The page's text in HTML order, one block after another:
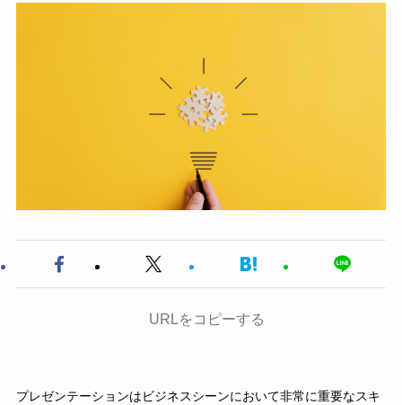
URLをコピーする
プレゼンテーションはビジネスシーンにおいて非常に重要なスキ